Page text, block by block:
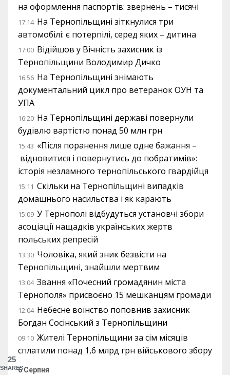
на оформлення паспортів: звернень – тисячі
17:14 На Тернопільщині зіткнулися три
автомобілі: є потерпілі, серед яких – дитина
17:00 Відійшов у Вічність захисник із
Тернопільщини Володимир Дичко
16:56 На Тернопільщині знімають
документальний цикл про ветеранок ОУН та
УПА
16:20 На Тернопільщині державі повернули
будівлю вартістю понад 50 млн грн
15:43 «Після поранення лише одне бажання –
відновитися і повернутись до побратимів»:
історія незламного тернопільського гвардійця
15:11 Скільки на Тернопільщині випадків
домашнього насильства і як карають
15:09 У Тернополі відбудуться установчі збори
асоціації нащадків українських жертв
польських репресій
13:30 Чоловіка, який зник безвісти на
Тернопільщині, знайшли мертвим
13:04 Звання «Почесний громадянин міста
Тернополя» присвоєно 15 мешканцям громади
12:04 Небесне воїнство поповнив захисник
Богдан Сосінський з Тернопільщини
09:10 Жителі Тернопільщини за сім місяців
сплатили понад 1,6 млрд грн військового збору
6 Серпня
25
SHARES